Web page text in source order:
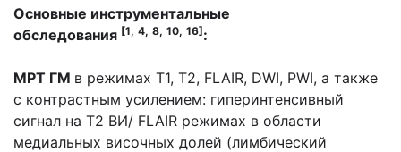
Основные инструментальные
обследования [1, 4, 8, 10, 16]:
МРТ ГМ в режимах Т1, Т2, FLAIR, DWI, PWI, а также
с контрастным усилением: гиперинтенсивный
сигнал на Т2 ВИ/ FLAIR режимах в области
медиальных височных долей (лимбический